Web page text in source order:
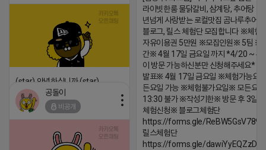
라이빗한룸 물닭갈비, 삼계탕, 추어탕 맛
년넘게 사랑받는 로컬맛집 곰나루추어
블로그, 릴스 체험단 모집합니다 ※체험
자유이용권 5만원 ※모집인원※ 5팀 ※
간※ 4월 17일 금요일 까지 *4/20 ~ 4/
이 방문 가능하신분만 신청해주세요* ※
발표※ 4월 17일 금요일 ※체험가능요
든요일 가능 ※체험불가요일※ 모든요
13:30 불가 ※작성기한※ 방문 후 3일
체험신청※ 블로그체험단
https://forms.gle/
릴스체험단
https://forms.gle/
(star) 안녕하십니까 (star)
2026-04-18 17:12
공돌이
비공개